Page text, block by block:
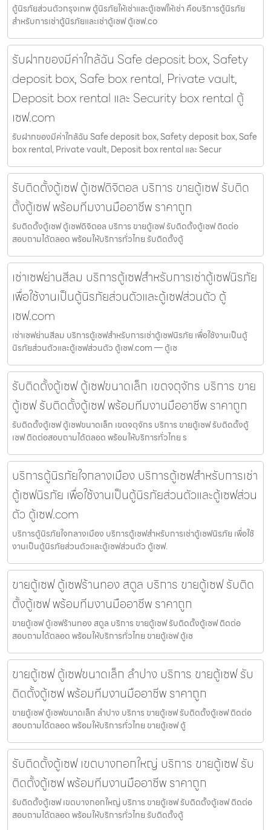
ตู้นิรภัยส่วนตัวกรุงเทพ ตู้นิรภัยให้เช่าและตู้เซฟให้เช่า คือบริการตู้นิรภัย
สำหรับการเช่าตู้นิรภัยและเช่าตู้เซฟ ตู้เซฟ.co
รับฝากของมีค่าใกล้ฉัน Safe deposit box, Safety
deposit box, Safe box rental, Private vault,
Deposit box rental และ Security box rental ตู้
เซฟ.com
รับฝากของมีค่าใกล้ฉัน Safe deposit box, Safety deposit box, Safe
box rental, Private vault, Deposit box rental และ Secur
รับติดตั้งตู้เซฟ ตู้เซฟดิจิตอล บริการ ขายตู้เซฟ รับติด
ตั้งตู้เซฟ พร้อมทีมงานมืออาชีพ ราคาถูก
รับติดตั้งตู้เซฟ ตู้เซฟดิจิตอล บริการ ขายตู้เซฟ รับติดตั้งตู้เซฟ ติดต่อ
สอบถามได้ตลอด พร้อมให้บริการทั่วไทย รับติดตั้งตู้
เช่าเซฟย่านสีลม บริการตู้เซฟสำหรับการเช่าตู้เซฟนิรภัย
เพื่อใช้งานเป็นตู้นิรภัยส่วนตัวและตู้เซฟส่วนตัว ตู้
เซฟ.com
เช่าเซฟย่านสีลม บริการตู้เซฟสำหรับการเช่าตู้เซฟนิรภัย เพื่อใช้งานเป็นตู้
นิรภัยส่วนตัวและตู้เซฟส่วนตัว ตู้เซฟ.com — ตู้เซ
รับติดตั้งตู้เซฟ ตู้เซฟขนาดเล็ก เขตจตุจักร บริการ ขาย
ตู้เซฟ รับติดตั้งตู้เซฟ พร้อมทีมงานมืออาชีพ ราคาถูก
รับติดตั้งตู้เซฟ ตู้เซฟขนาดเล็ก เขตจตุจักร บริการ ขายตู้เซฟ รับติดตั้งตู้
เซฟ ติดต่อสอบถามได้ตลอด พร้อมให้บริการทั่วไทย ร
บริการตู้นิรภัยใจกลางเมือง บริการตู้เซฟสำหรับการเช่า
ตู้เซฟนิรภัย เพื่อใช้งานเป็นตู้นิรภัยส่วนตัวและตู้เซฟส่วน
ตัว ตู้เซฟ.com
บริการตู้นิรภัยใจกลางเมือง บริการตู้เซฟสำหรับการเช่าตู้เซฟนิรภัย เพื่อใช้
งานเป็นตู้นิรภัยส่วนตัวและตู้เซฟส่วนตัว ตู้เซฟ.
ขายตู้เซฟ ตู้เซฟร้านทอง สตูล บริการ ขายตู้เซฟ รับติด
ตั้งตู้เซฟ พร้อมทีมงานมืออาชีพ ราคาถูก
ขายตู้เซฟ ตู้เซฟร้านทอง สตูล บริการ ขายตู้เซฟ รับติดตั้งตู้เซฟ ติดต่อ
สอบถามได้ตลอด พร้อมให้บริการทั่วไทย ขายตู้เซฟ ตู้เซ
ขายตู้เซฟ ตู้เซฟขนาดเล็ก ลำปาง บริการ ขายตู้เซฟ รับ
ติดตั้งตู้เซฟ พร้อมทีมงานมืออาชีพ ราคาถูก
ขายตู้เซฟ ตู้เซฟขนาดเล็ก ลำปาง บริการ ขายตู้เซฟ รับติดตั้งตู้เซฟ ติดต่อ
สอบถามได้ตลอด พร้อมให้บริการทั่วไทย ขายตู้เซฟ ตู้
รับติดตั้งตู้เซฟ เขตบางกอกใหญ่ บริการ ขายตู้เซฟ รับ
ติดตั้งตู้เซฟ พร้อมทีมงานมืออาชีพ ราคาถูก
รับติดตั้งตู้เซฟ เขตบางกอกใหญ่ บริการ ขายตู้เซฟ รับติดตั้งตู้เซฟ ติดต่อ
สอบถามได้ตลอด พร้อมให้บริการทั่วไทย รับติดตั้งตู้